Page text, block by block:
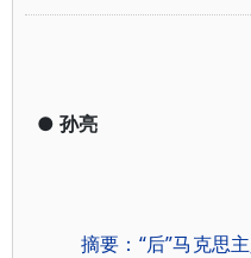
● 孙亮
摘要：“后”马克思